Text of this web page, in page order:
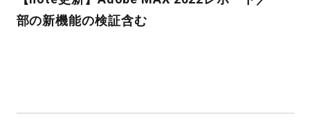
部の新機能の検証含む